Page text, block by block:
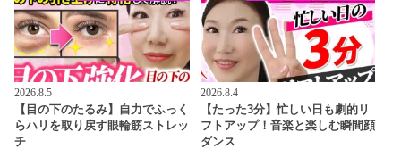
2026.8.5
【目の下のたるみ】自力でふっく
らハリを取り戻す眼輪筋ストレッ
チ
2026.8.4
【たった3分】忙しい日も劇的リ
フトアップ！音楽と楽しむ瞬間顔
ダンス